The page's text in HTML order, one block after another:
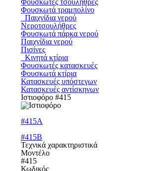
Φουσκωτές τσουλήθρες
Φουσκωτά τραμπολίνο
Παιχνίδια νερού
Νεροτσουλήθρες
Φουσκωτά πάρκα νερού
Παιχνίδια νερού
Πισίνες
Κινητά κτίρια
Φουσκωτές κατασκευές
Φουσκωτά κτίρια
Κατασκευές υπόστεγων
Κατασκευές αντίσκηνων
Ιστιοφόρο #415
#415A
#415B
Τεχνικά χαρακτηριστικά
Μοντέλο
#415
Κωδικός